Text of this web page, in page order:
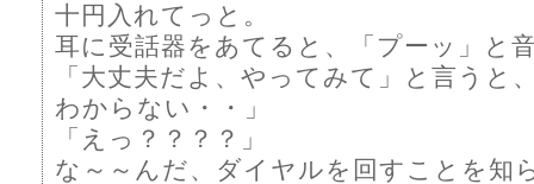
十円入れてっと。
耳に受話器をあてると、「プーッ」と
「大丈夫だよ、やってみて」と言うと
わからない・・」
「えっ？？？？」
な～～んだ、ダイヤルを回すことを知